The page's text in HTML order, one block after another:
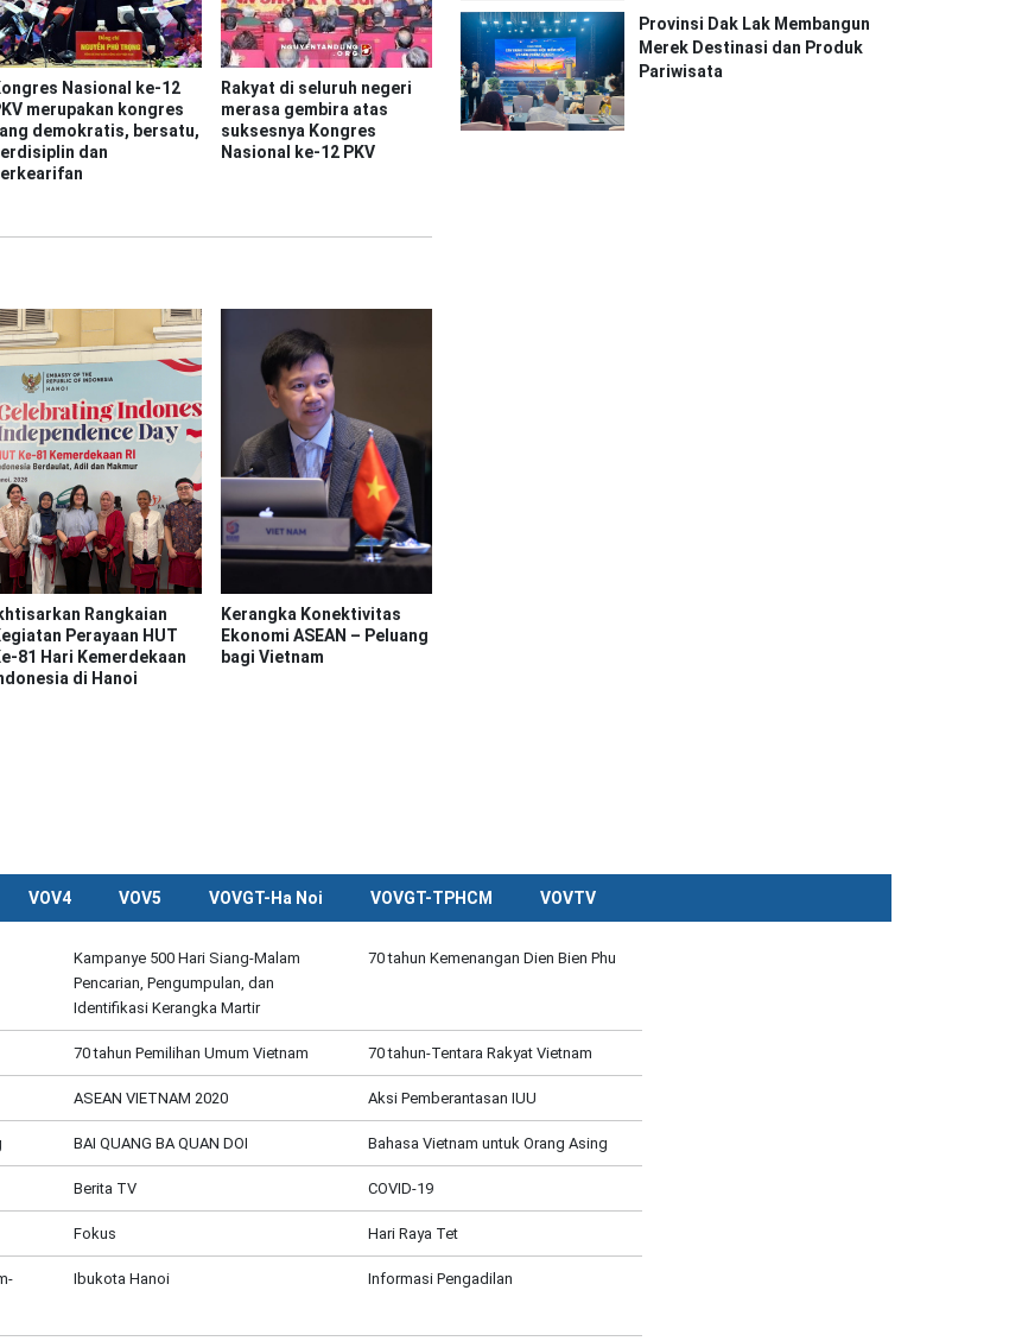
Nasional ke-12
merupakan kongres
demokratis, bersatu,
dan
Rakyat di seluruh negeri
merasa gembira atas
suksesnya Kongres
Nasional ke-12 PKV
Ikhtisarkan Rangkaian
Perayaan HUT
81 Hari Kemerdekaan
di Hanoi
Kerangka Konektivitas
Ekonomi ASEAN – Peluang
bagi Vietnam
Provinsi Dak Lak Membangun
Merek Destinasi dan Produk
Pariwisata
VOV4 VOV5 VOVGT-Ha Noi VOVGT-TPHCM VOVTV
Kampanye 500 Hari Siang-Malam
Pencarian, Pengumpulan, dan
Identifikasi Kerangka Martir
70 tahun Kemenangan Dien Bien Phu
70 tahun Pemilihan Umum Vietnam 70 tahun-Tentara Rakyat Vietnam
ASEAN VIETNAM 2020 Aksi Pemberantasan IUU
BAI QUANG BA QUAN DOI Bahasa Vietnam untuk Orang Asing
Berita TV COVID-19
Fokus Hari Raya Tet
Ibukota Hanoi Informasi Pengadilan